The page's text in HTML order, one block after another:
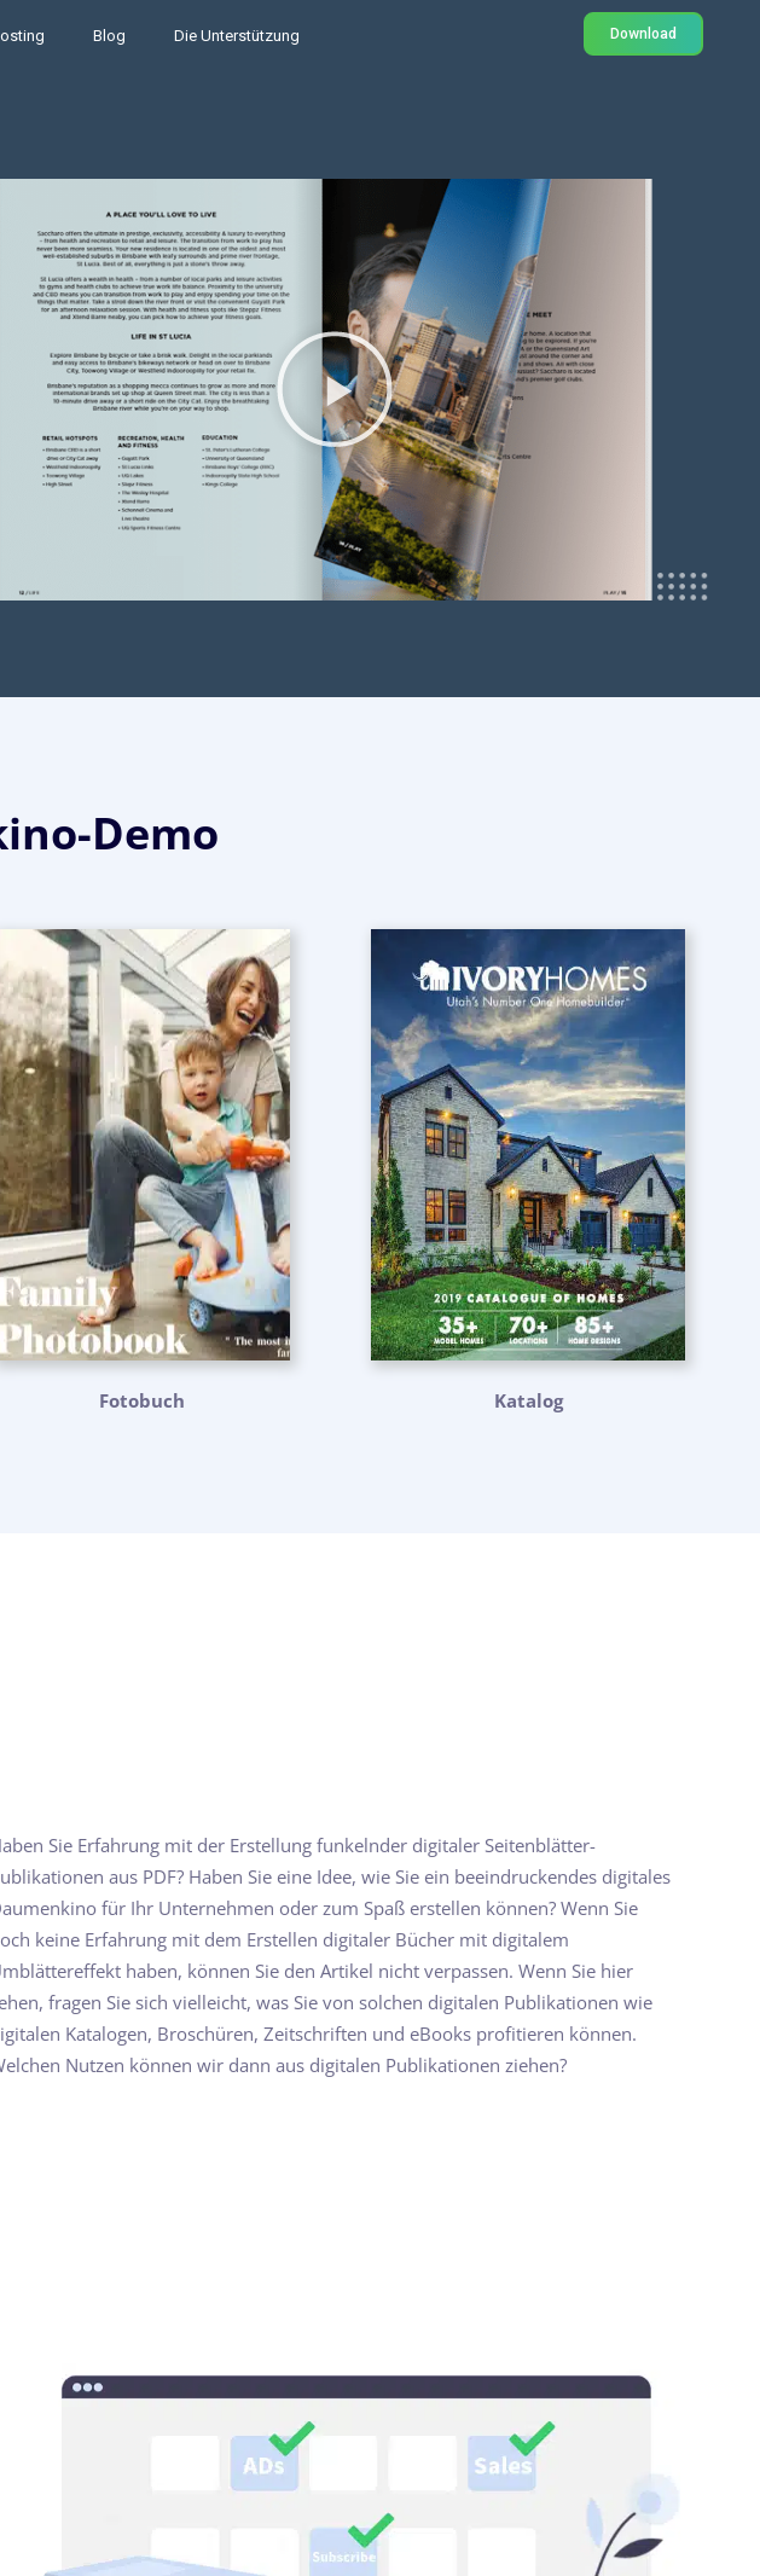
Blog Die Unterstützung Download
Demo
Fotobuch Katalog
Sie Erfahrung mit der Erstellung funkelnder digitaler Seitenblätter-
aus PDF? Haben Sie eine Idee, wie Sie ein beeindruckendes digitales
für Ihr Unternehmen oder zum Spaß erstellen können? Wenn Sie
keine Erfahrung mit dem Erstellen digitaler Bücher mit digitalem
haben, können Sie den Artikel nicht verpassen. Wenn Sie hier
fragen Sie sich vielleicht, was Sie von solchen digitalen Publikationen wie
Katalogen, Broschüren, Zeitschriften und eBooks profitieren können.
Nutzen können wir dann aus digitalen Publikationen ziehen?